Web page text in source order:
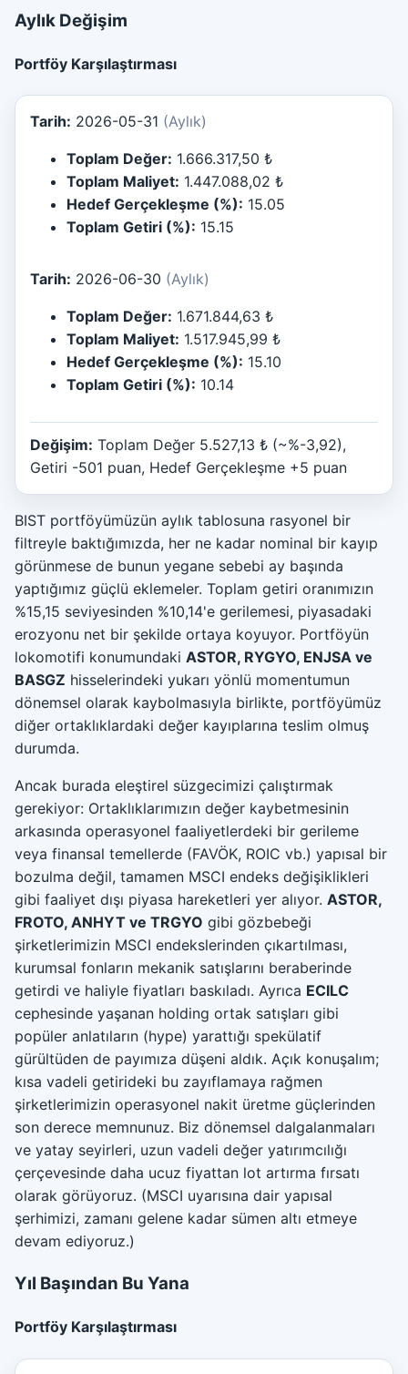
Aylık Değişim
Portföy Karşılaştırması
Tarih: 2026-05-31 (Aylık)
Toplam Değer: 1.666.317,50 ₺
Toplam Maliyet: 1.447.088,02 ₺
Hedef Gerçekleşme (%): 15.05
Toplam Getiri (%): 15.15
Tarih: 2026-06-30 (Aylık)
Toplam Değer: 1.671.844,63 ₺
Toplam Maliyet: 1.517.945,99 ₺
Hedef Gerçekleşme (%): 15.10
Toplam Getiri (%): 10.14
Değişim: Toplam Değer 5.527,13 ₺ (~%-3,92),
Getiri -501 puan, Hedef Gerçekleşme +5 puan
BIST portföyümüzün aylık tablosuna rasyonel bir
filtreyle baktığımızda, her ne kadar nominal bir kayıp
görünmese de bunun yegane sebebi ay başında
yaptığımız güçlü eklemeler. Toplam getiri oranımızın
%15,15 seviyesinden %10,14'e gerilemesi, piyasadaki
erozyonu net bir şekilde ortaya koyuyor. Portföyün
lokomotifi konumundaki ASTOR, RYGYO, ENJSA ve
BASGZ hisselerindeki yukarı yönlü momentumun
dönemsel olarak kaybolmasıyla birlikte, portföyümüz
diğer ortaklıklardaki değer kayıplarına teslim olmuş
durumda.
Ancak burada eleştirel süzgecimizi çalıştırmak
gerekiyor: Ortaklıklarımızın değer kaybetmesinin
arkasında operasyonel faaliyetlerdeki bir gerileme
veya finansal temellerde (FAVÖK, ROIC vb.) yapısal bir
bozulma değil, tamamen MSCI endeks değişiklikleri
gibi faaliyet dışı piyasa hareketleri yer alıyor. ASTOR,
FROTO, ANHYT ve TRGYO gibi gözbebeği
şirketlerimizin MSCI endekslerinden çıkartılması,
kurumsal fonların mekanik satışlarını beraberinde
getirdi ve haliyle fiyatları baskıladı. Ayrıca ECILC
cephesinde yaşanan holding ortak satışları gibi
popüler anlatıların (hype) yarattığı spekülatif
gürültüden de payımıza düşeni aldık. Açık konuşalım;
kısa vadeli getirideki bu zayıflamaya rağmen
şirketlerimizin operasyonel nakit üretme güçlerinden
son derece memnunuz. Biz dönemsel dalgalanmaları
ve yatay seyirleri, uzun vadeli değer yatırımcılığı
çerçevesinde daha ucuz fiyattan lot artırma fırsatı
olarak görüyoruz. (MSCI uyarısına dair yapısal
şerhimizi, zamanı gelene kadar sümen altı etmeye
devam ediyoruz.)
Yıl Başından Bu Yana
Portföy Karşılaştırması